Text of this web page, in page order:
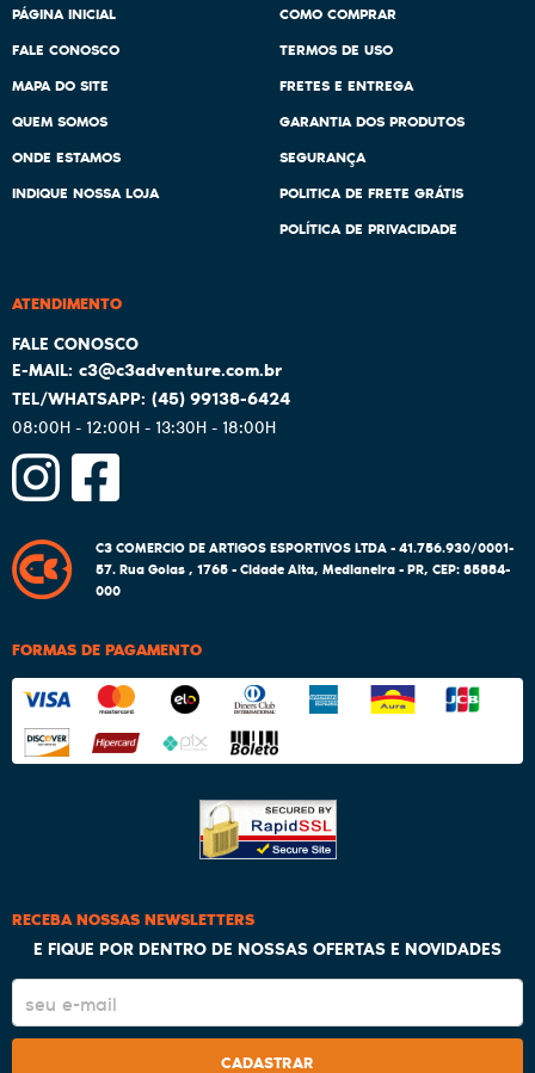
PÁGINA INICIAL
FALE CONOSCO
MAPA DO SITE
QUEM SOMOS
ONDE ESTAMOS
INDIQUE NOSSA LOJA
COMO COMPRAR
TERMOS DE USO
FRETES E ENTREGA
GARANTIA DOS PRODUTOS
SEGURANÇA
POLITICA DE FRETE GRÁTIS
POLÍTICA DE PRIVACIDADE
ATENDIMENTO
(45)99138-6424
08:00H - 12:00H - 13:30H - 18:00H
c3@c3adventure.com.br
C3 COMERCIO DE ARTIGOS ESPORTIVOS LTDA - 41.756.930/0001-
57.Rua Goias , 1765-Cidade Alta, Medianeira-PR, CEP: 85884-
000
FORMAS DE PAGAMENTO
RECEBA NOSSAS NEWSLETTERS
E FIQUE POR DENTRO DE NOSSAS OFERTAS E NOVIDADES
CADASTRAR